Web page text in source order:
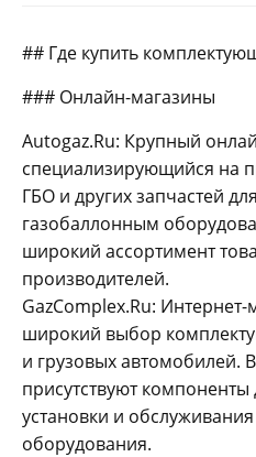
## Где купить
### Онлайн-магазины
Autogaz.Ru: Крупный
специализирующийся на
ГБО и других запчастей
газобаллонным
широкий ассортимент
производителей.
GazComplex.Ru:
широкий выбор
и грузовых автомобилей.
присутствуют компоненты
установки и
оборудования.